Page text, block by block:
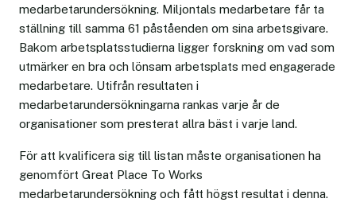
medarbetarundersökning. Miljontals medarbetare får ta
ställning till samma 61 påståenden om sina arbetsgivare.
Bakom arbetsplatsstudierna ligger forskning om vad som
utmärker en bra och lönsam arbetsplats med engagerade
medarbetare. Utifrån resultaten i
medarbetarundersökningarna rankas varje år de
organisationer som presterat allra bäst i varje land.
För att kvalificera sig till listan måste organisationen ha
genomfört Great Place To Works
medarbetarundersökning och fått högst resultat i denna.